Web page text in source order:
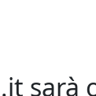
sarà